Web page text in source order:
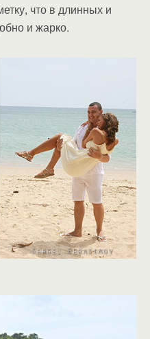
что в длинных и
и жарко.